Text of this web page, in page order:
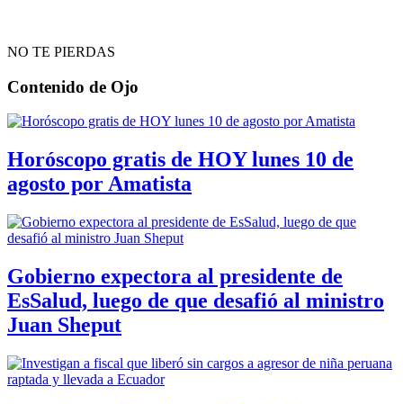
NO TE PIERDAS
Contenido de Ojo
Horóscopo gratis de HOY lunes 10 de
agosto por Amatista
Gobierno expectora al presidente de
EsSalud, luego de que desafió al ministro
Juan Sheput